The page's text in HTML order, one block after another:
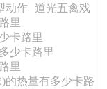
动作 道光五禽戏
里
卡路里
少卡路里
里
的热量有多少卡路